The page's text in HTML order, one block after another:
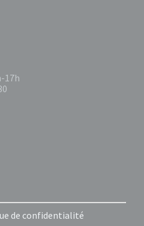
17h
de confidentialité